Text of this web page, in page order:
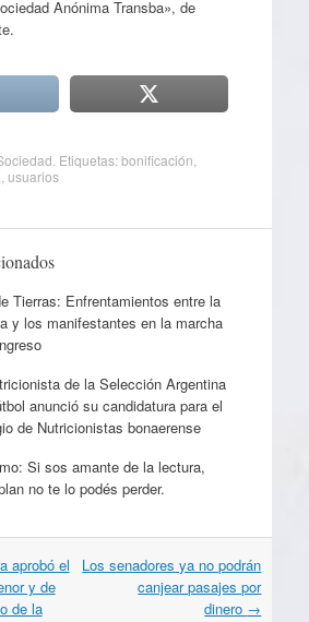
Anónima Transba», de
. Etiquetas:bonificación
usuarios
Tierras: Enfrentamientos entre la
y los manifestantes en la marcha
de la Selección Argentina
anunció su candidatura para el
de Nutricionistas bonaerense
Si sos amante de la lectura,
no te lo podés perder.
aprobó el
y de
de la
Los senadores ya no podrán
canjear pasajes por
dinero →